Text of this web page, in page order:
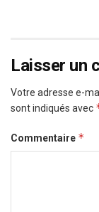
Laisser un
Votre adresse e-
sont indiqués avec
Commentaire *